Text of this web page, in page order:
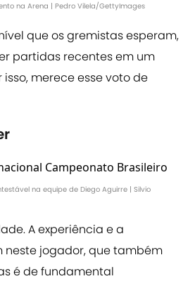
na Arena | Pedro Vilela/GettyImages
que os gremistas esperam,
partidas recentes em um
isso, merece esse voto de
na equipe de Diego Aguirre | Silvio
A experiência e a
neste jogador, que também
é de fundamental